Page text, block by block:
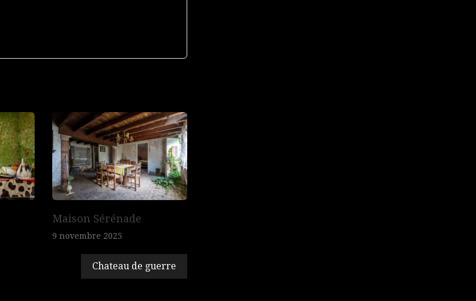
Maison Sérénade
9 novembre 2025
Chateau de guerre